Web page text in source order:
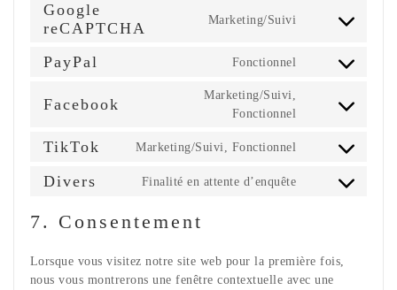
service
Google
reCAPTCHA
Marketing/Suivi
Consent
service
recaptcha
PayPal Fonctionnel
Consent
service
Facebook
Marketing/Suivi,
Fonctionnel
Consent
service
TikTok Marketing/Suivi, Fonctionnel
Consent
service
Divers Finalité en attente d’enquête
Consent
7. Consentement
Lorsque vous visitez notre site web pour la première fois,
nous vous montrerons une fenêtre contextuelle avec une